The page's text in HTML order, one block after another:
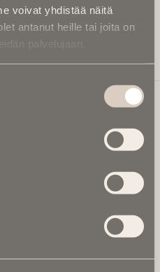
voivat yhdistää näitä
antanut heille tai joita on
palvelujaan.
Julkaisemme uusimmat